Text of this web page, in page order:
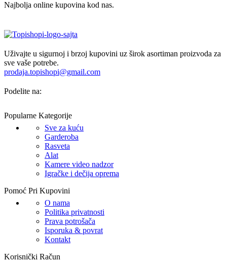
Najbolja online kupovina kod nas.
Uživajte u sigurnoj i brzoj kupovini uz širok asortiman proizvoda za
sve vaše potrebe.
prodaja.topishopi@gmail.com
Podelite na:
Popularne Kategorije
Sve za kuću
Garderoba
Rasveta
Alat
Kamere video nadzor
Igračke i dečija oprema
Pomoć Pri Kupovini
O nama
Politika privatnosti
Prava potrošača
Isporuka & povrat
Kontakt
Korisnički Račun